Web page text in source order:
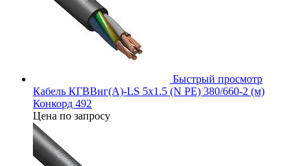
Быстрый просмотр
Кабель КГВВнг(А)-LS 5х1.5 (N PE) 380/660-2 (м)
Конкорд 492
Цена по запросу